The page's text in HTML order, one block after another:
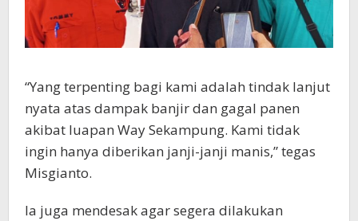
“Yang terpenting bagi kami adalah tindak lanjut
nyata atas dampak banjir dan gagal panen
akibat luapan Way Sekampung. Kami tidak
ingin hanya diberikan janji-janji manis,” tegas
Misgianto.
Ia juga mendesak agar segera dilakukan